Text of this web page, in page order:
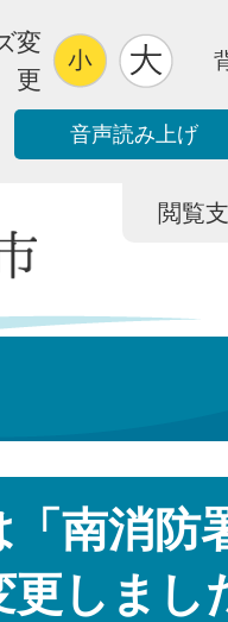
変
更
音声読み上げ
閲覧
南消防
更しまし